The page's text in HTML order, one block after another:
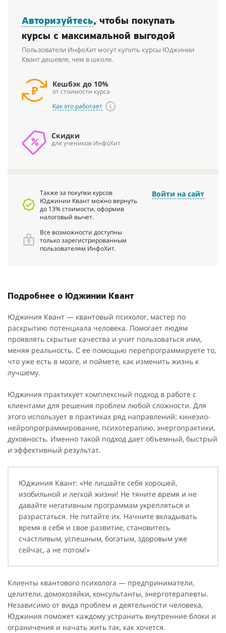
Авторизуйтесь, чтобы покупать
курсы с максимальной выгодой
Пользователи ИнфоХит могут купить курсы Юджинии
Квант дешевле, чем в школе.
Кешбэк до 10%
от стоимости курса
Как это работает
Скидки
для учеников ИнфоХит
Также за покупки курсов
Юджинии Квант можно вернуть
до 13% стоимости, оформив
налоговый вычет.
Все возможности доступны
только зарегистрированным
пользователям ИнфоХит.
Войти на сайт
Подробнее о Юджинии Квант
Юджиния Квант — квантовый психолог, мастер по
раскрытию потенциала человека. Помогает людям
проявлять скрытые качества и учит пользоваться ими,
меняя реальность. С ее помощью перепрограммируете то,
что уже есть в мозге, и поймете, как изменить жизнь к
лучшему.
Юджиния практикует комплексный подход в работе с
клиентами для решения проблем любой сложности. Для
этого использует в практиках ряд направлений: кинезио-
нейропрограммирование, психотерапию, энергопрактики,
духовность. Именно такой подход дает объемный, быстрый
и эффективный результат.
Юджиния Квант: «Не лишайте себя хорошей,
изобильной и легкой жизни! Не тяните время и не
давайте негативным программам укрепляться и
разрастаться. Не питайте их. Начните вкладывать
время в себя и свое развитие, становитесь
счастливым, успешным, богатым, здоровым уже
сейчас, а не потом!»
Клиенты квантового психолога — предприниматели,
целители, домохозяйки, консультанты, энерготерапевты.
Независимо от вида проблем и деятельности человека,
Юджиния поможет каждому устранить внутренние блоки и
ограничения и начать жить так, как хочется.